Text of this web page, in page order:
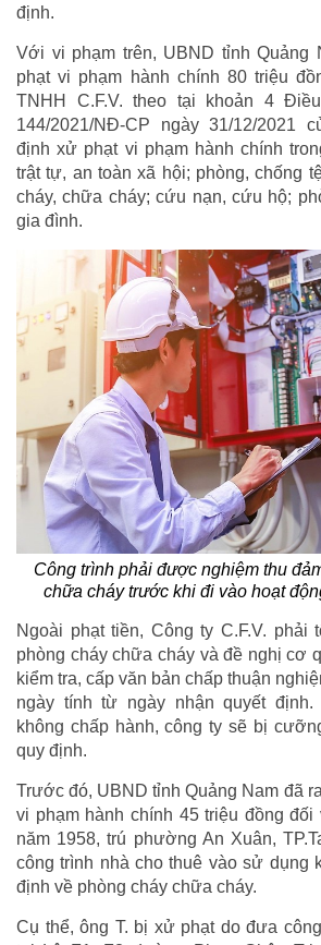
định.
Với vi phạm trên, UBND tỉnh Quảng
phạt vi phạm hành chính 80 triệu
TNHH C.F.V. theo tại khoản 4
144/2021/NĐ-CP ngày 31/12/2021
định xử phạt vi phạm hành chính
trật tự, an toàn xã hội; phòng, chống
cháy, chữa cháy; cứu nạn, cứu hộ;
gia đình.
Công trình phải được nghiệm thu
chữa cháy trước khi đi vào hoạt
Ngoài phạt tiền, Công ty C.F.V. phải
phòng cháy chữa cháy và đề nghị cơ
kiểm tra, cấp văn bản chấp thuận
ngày tính từ ngày nhận quyết
không chấp hành, công ty sẽ bị
quy định.
Trước đó, UBND tỉnh Quảng Nam đã
vi phạm hành chính 45 triệu đồng đối
năm 1958, trú phường An Xuân,
công trình nhà cho thuê vào sử dụng
định về phòng cháy chữa cháy.
Cụ thể, ông T. bị xử phạt do đưa